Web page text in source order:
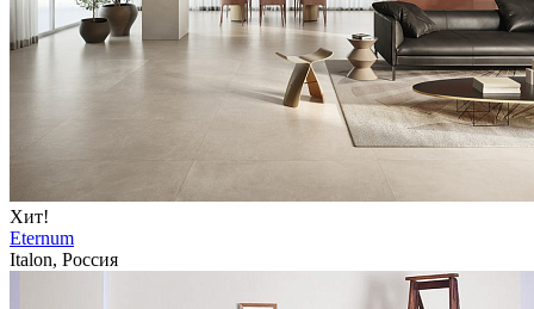
Хит!
Eternum
Italon, Россия